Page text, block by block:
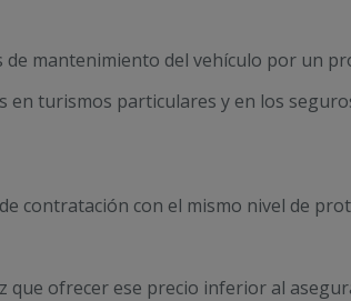
mantenimiento del vehículo por un
en turismos particulares y en los
contratación con el mismo nivel de
ofrecer ese precio inferior al